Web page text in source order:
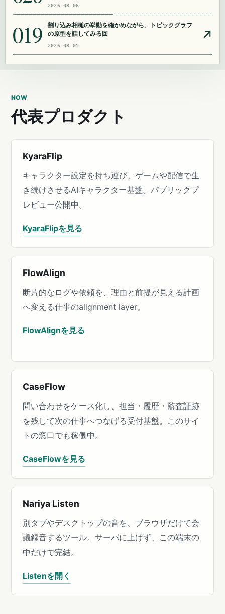
2026.08.06
019
割り込み相槌の挙動を確かめながら、トピックグラフ
の原型を話してみる回
2026.08.05
NOW
代表プロダクト
KyaraFlip
キャラクター設定を持ち運び、ゲームや配信で生
き続けさせるAIキャラクター基盤。パブリックプ
レビュー公開中。
KyaraFlipを見る
FlowAlign
断片的なログや依頼を、理由と前提が見える計画
へ変える仕事のalignment layer。
FlowAlignを見る
CaseFlow
問い合わせをケース化し、担当・履歴・監査証跡
を残して次の仕事へつなげる受付基盤。このサイ
トの窓口でも稼働中。
CaseFlowを見る
Nariya Listen
別タブやデスクトップの音を、ブラウザだけで会
議録音するツール。サーバに上げず、この端末の
中だけで完結。
Listenを開く